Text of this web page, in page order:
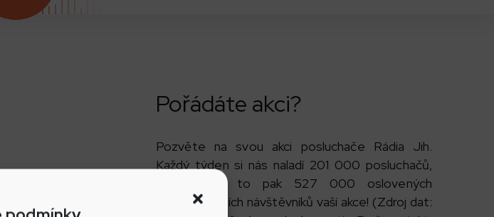
Pořádáte akci?
Pozvěte na svou akci posluchače Rádia Jih.
Každý týden si nás naladí 201 000 posluchačů,
měsíčně je to pak 527 000 oslovených
potencionálních návštěvníků vaší akce! (Zdroj dat: